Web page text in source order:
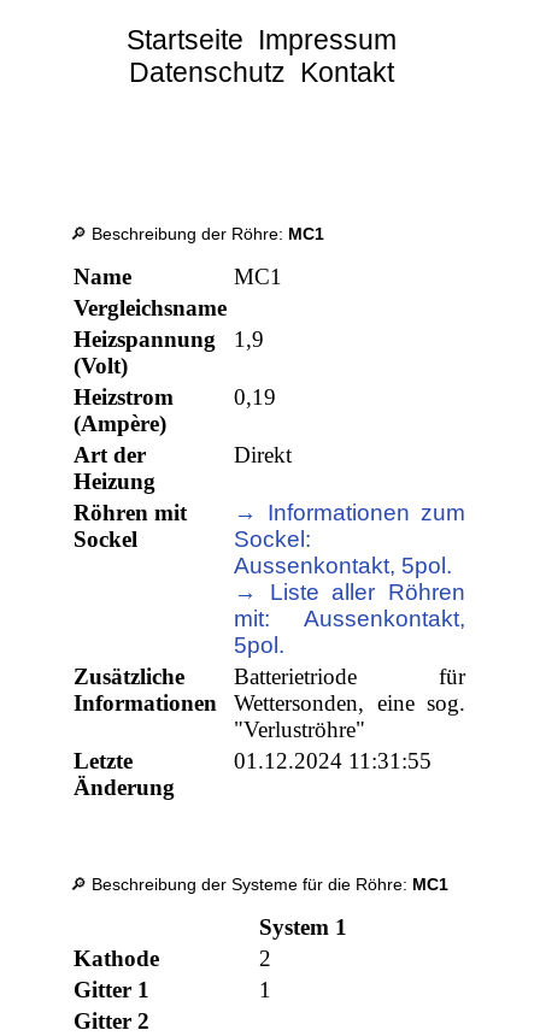
Startseite Impressum
Datenschutz Kontakt
🔎 Beschreibung der Röhre: MC1
Name
MC1
Vergleichsname
Heizspannung
(Volt)
1,9
Heizstrom
(Ampère)
0,19
Art der
Heizung
Direkt
Röhren mit
Sockel
→ Informationen zum
Sockel:
Aussenkontakt, 5pol.
→ Liste aller Röhren
mit: Aussenkontakt,
5pol.
Zusätzliche
Informationen
Batterietriode für
Wettersonden, eine sog.
"Verluströhre"
Letzte
Änderung
01.12.2024 11:31:55
🔎 Beschreibung der Systeme für die Röhre: MC1
System 1
Kathode
2
Gitter 1
1
Gitter 2